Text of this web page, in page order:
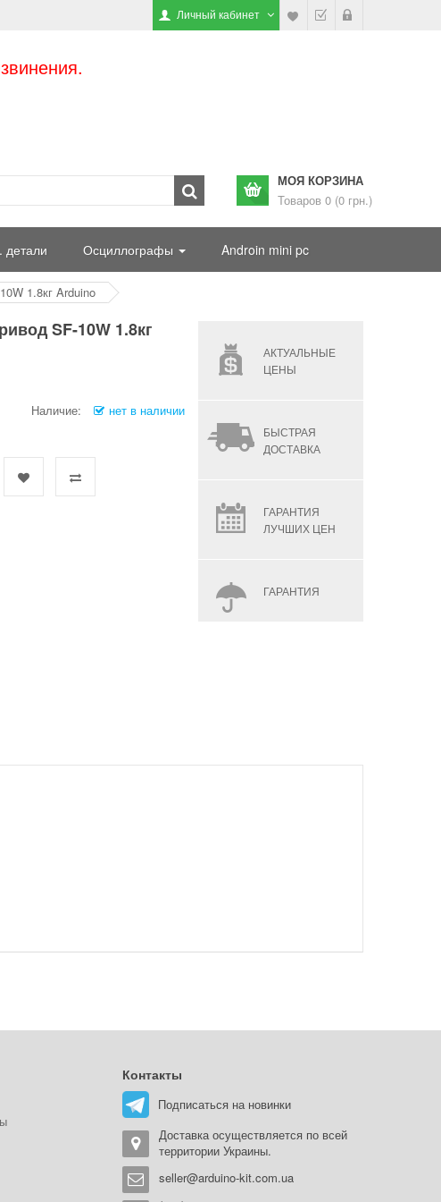
Личный кабинет
МОЯ КОРЗИНА
Товаров 0 (0 грн.)
детали Осциллографы Androin mini pc
1.8кг Arduino
SF-10W 1.8кг
Наличие: нет в наличии
АКТУАЛЬНЫЕ
ЦЕНЫ
БЫСТРАЯ
ДОСТАВКА
ГАРАНТИЯ
ЛУЧШИХ ЦЕН
ГАРАНТИЯ
Контакты
Подписаться на новинки
Доставка осуществляется по всей
территории Украины.
seller@arduino-kit.com.ua